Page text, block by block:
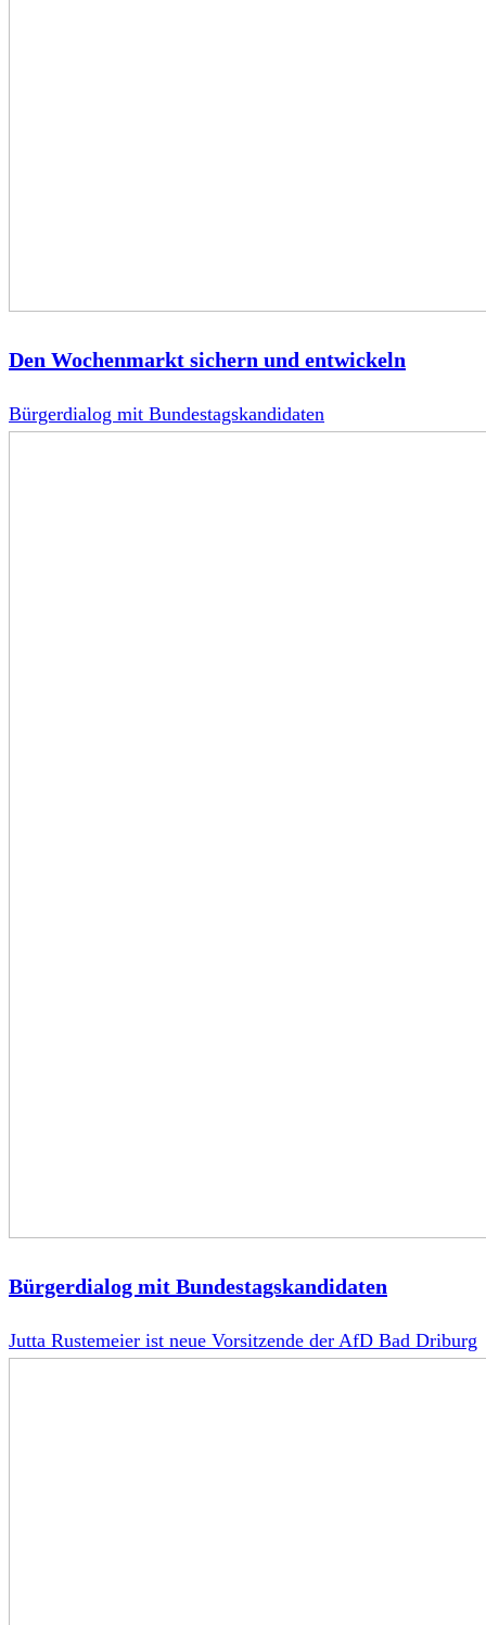
Den Wochenmarkt sichern und entwickeln
Bürgerdialog mit Bundestagskandidaten
Bürgerdialog mit Bundestagskandidaten
Jutta Rustemeier ist neue Vorsitzende der AfD Bad Driburg